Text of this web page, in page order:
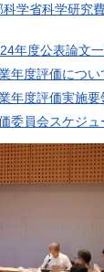
学省科学研究
年度公表論文
年度評価につい
年度評価実施要
委員会スケジュ